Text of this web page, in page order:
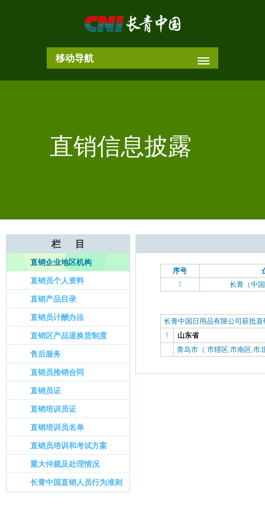
移动导航
直销信息披露
栏 目
直销企业地区机构
直销员个人资料
直销产品目录
直销员计酬办法
直销区产品退换货制度
售后服务
直销员推销合同
直销员证
直销培训员证
直销培训员名单
直销员培训和考试方案
重大仲裁及处理情况
长青中国直销人员行为准则
序号
1
长青（中
长青中国日用品有限公司获批
1
山东省
青岛市（ 市辖区,市南区,市